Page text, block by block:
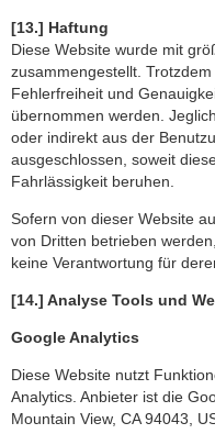
[13.] Haftung
Diese Website wurde mit
zusammengestellt.
Fehlerfreiheit und
übernommen werden.
oder indirekt aus der
ausgeschlossen, soweit
Fahrlässigkeit beruhen.
Sofern von dieser Website
von Dritten betrieben
keine Verantwortung für
[14.] Analyse Tools und
Google Analytics
Diese Website nutzt
Analytics. Anbieter ist die
Mountain View, CA 94043,